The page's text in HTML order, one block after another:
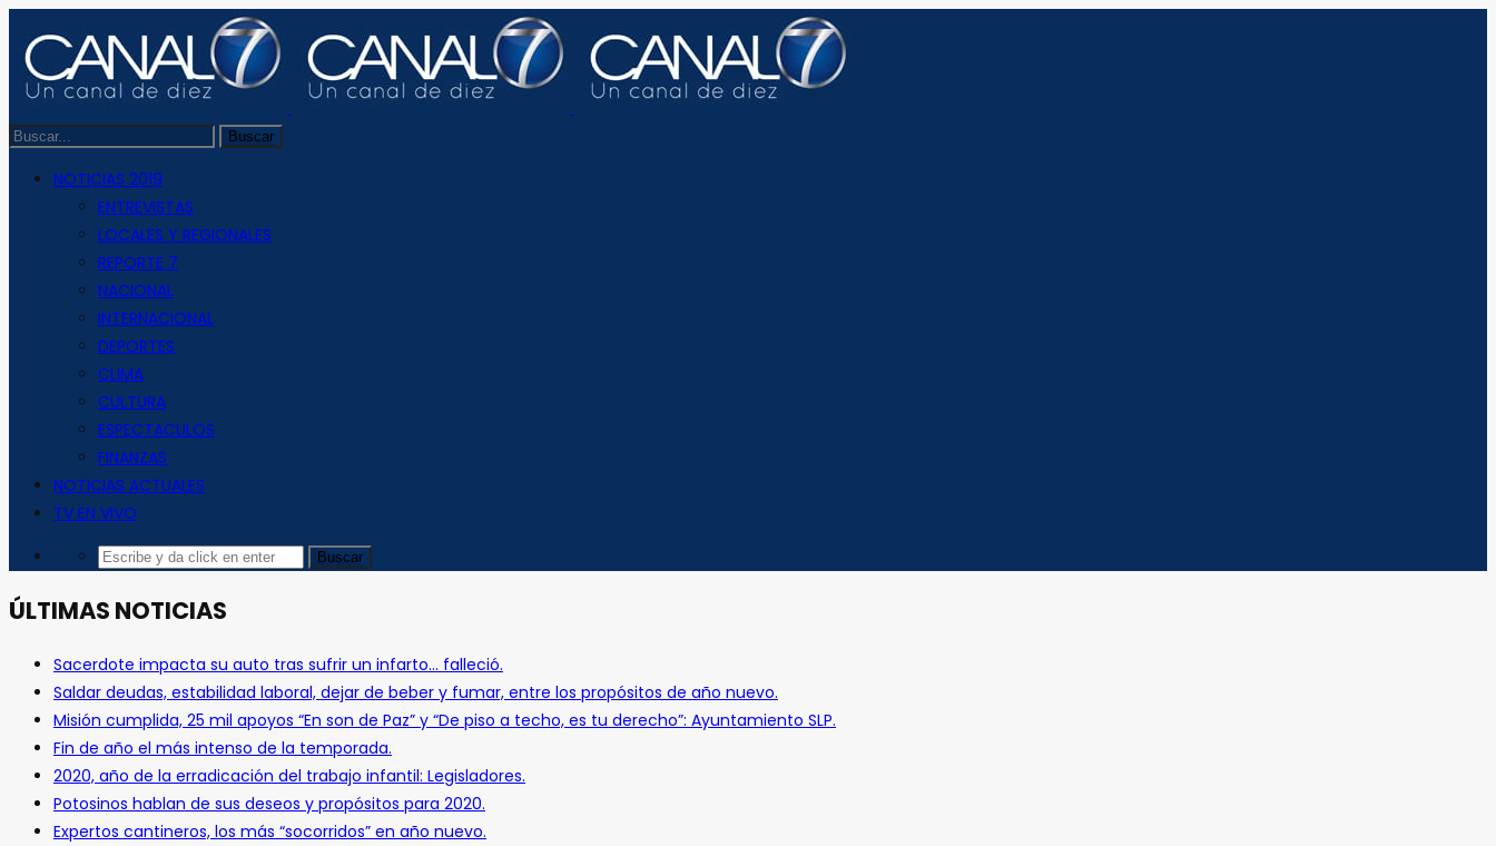
NOTICIAS 2019
ENTREVISTAS
LOCALES Y REGIONALES
REPORTE 7
NACIONAL
INTERNACIONAL
DEPORTES
CLIMA
CULTURA
ESPECTACULOS
FINANZAS
NOTICIAS ACTUALES
TV EN VIVO
ÚLTIMAS NOTICIAS
Sacerdote impacta su auto tras sufrir un infarto… falleció.
Saldar deudas, estabilidad laboral, dejar de beber y fumar, entre los propósitos de año nuevo.
Misión cumplida, 25 mil apoyos “En son de Paz” y “De piso a techo, es tu derecho”: Ayuntamiento SLP.
Fin de año el más intenso de la temporada.
2020, año de la erradicación del trabajo infantil: Legisladores.
Potosinos hablan de sus deseos y propósitos para 2020.
Expertos cantineros, los más “socorridos” en año nuevo.